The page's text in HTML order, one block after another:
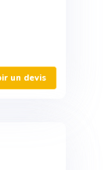
un devis